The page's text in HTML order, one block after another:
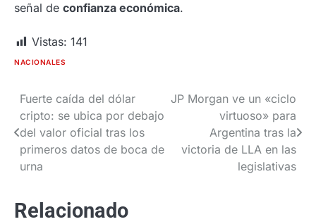
señal de confianza económica.
Vistas: 141
NACIONALES
Navegación
de
entradas
Fuerte caída del dólar
cripto: se ubica por debajo
del valor oficial tras los
primeros datos de boca de
urna
JP Morgan ve un «ciclo
virtuoso» para
Argentina tras la
victoria de LLA en las
legislativas
Relacionado